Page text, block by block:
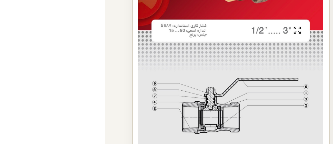
:
از نشیمنگاه PTFE (تفلون) و
اورینگ NBR استفاده شده است
به‌صورت ربع‌گرد (۹۰ درجه) با دسته
:از ۱/۲ اینچ تا ۳ اینچ
بله، در صورت نیاز قطعات داخلی مانند
اورینگ و آب‌بند قابل سرویس هستند